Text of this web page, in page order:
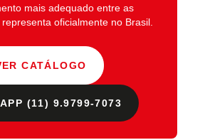
mais adequado entre as
oficialmente no Brasil.
CATÁLOGO
(11) 9.9799-7073